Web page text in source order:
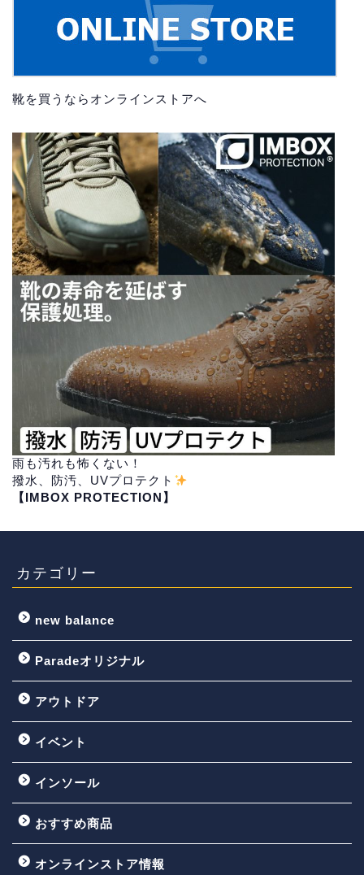
靴を買うならオンラインストアへ
雨も汚れも怖くない！
撥水、防汚、UVプロテクト
【IMBOX PROTECTION】
カテゴリー
new balance
Paradeオリジナル
アウトドア
イベント
インソール
おすすめ商品
オンラインストア情報